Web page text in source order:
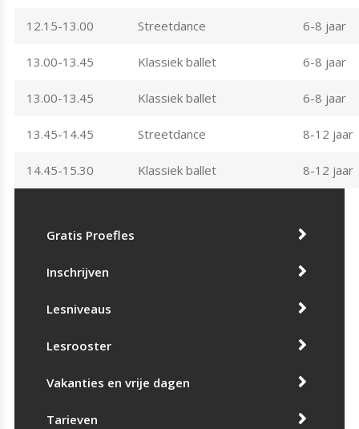
12.15-13.00 Streetdance 6-8 jaar
13.00-13.45 Klassiek ballet 6-8 jaar
13.00-13.45 Klassiek ballet 6-8 jaar
13.45-14.45 Streetdance 8-12 jaar
14.45-15.30 Klassiek ballet 8-12 jaar
Gratis Proefles
Inschrijven
Lesniveaus
Lesrooster
Vakanties en vrije dagen
Tarieven